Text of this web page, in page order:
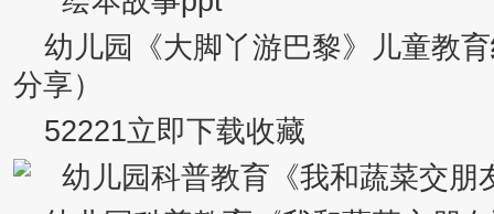
幼儿园《大脚丫游巴黎》儿童教育
分享）
52221立即下载收藏